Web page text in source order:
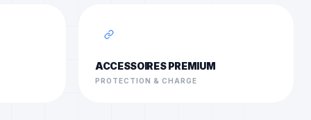
ACCESSOIRES PREMIUM
PROTECTION & CHARGE